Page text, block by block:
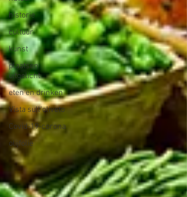
historie
cultuur
kunst
plaatsen
uitgelicht
eten en drinken
Vista sull'oliveto
Covid-19-corona
olijfolie